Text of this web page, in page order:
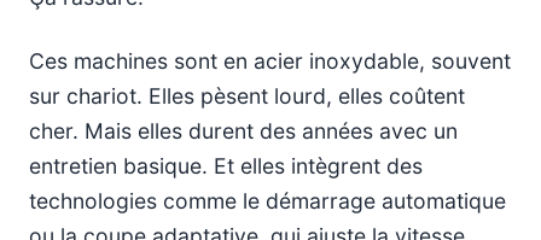
Ces machines sont en acier inoxydable, souvent
sur chariot. Elles pèsent lourd, elles coûtent
cher. Mais elles durent des années avec un
entretien basique. Et elles intègrent des
technologies comme le démarrage automatique